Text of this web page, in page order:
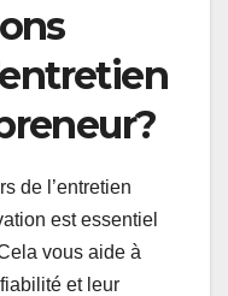
de l’entretien
est essentiel
vous aide à
et leur